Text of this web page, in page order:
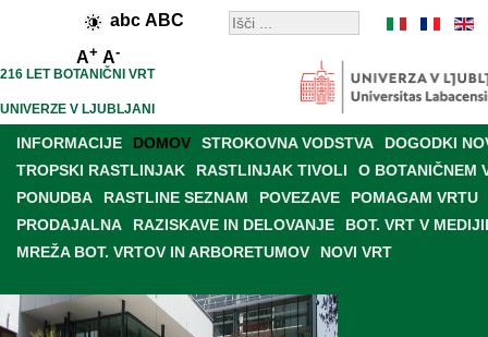
abc ABC
A+ A-
216 LET BOTANIČNI VRT
UNIVERZE V LJUBLJANI
INFORMACIJE DOMOV STROKOVNA VODSTVA
DOGODKI
TROPSKI RASTLINJAK
RASTLINJAK TIVOLI
O BOTANIČNEM
PONUDBA
RASTLINE SEZNAM POVEZAVE
POMAGAM VRTU
PRODAJALNA
RAZISKAVE IN DELOVANJE
BOT. VRT V
MREŽA BOT. VRTOV IN ARBORETUMOV
NOVI VRT